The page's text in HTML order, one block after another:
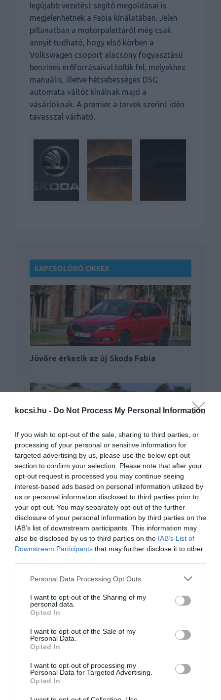
kocsi.hu - Do Not Process My Personal Information
If you wish to opt-out of the sale, sharing to third parties, or
processing of your personal or sensitive information for
targeted advertising by us, please use the below opt-out
section to confirm your selection. Please note that after your
opt-out request is processed you may continue seeing
interest-based ads based on personal information utilized by
us or personal information disclosed to third parties prior to
your opt-out. You may separately opt-out of the further
disclosure of your personal information by third parties on the
IAB’s list of downstream participants. This information may
also be disclosed by us to third parties on the IAB’s List of
Downstream Participants that may further disclose it to other
Please note that this website/app uses one or more Google
not limited to your visit or usage behaviour. You may click to
grant or deny consent to Google and its third-party tags to
use your data for below specified purposes in below Google
consent section.
Personal Data Processing Opt Outs
I want to opt-out of the Sharing of my
personal data.
Opted In
I want to opt-out of the Sale of my
Personal Data.
Opted In
I want to opt-out of processing my
Personal Data for Targeted Advertising.
Opted In
legújabb vezetést segítő megoldásai is
megjelenhetnek a Fabia kínálatában. Jelen
pillanatban a motorpalettáról még csak
annyit tudható, hogy első körben a
Volkswagen csoport alacsony fogyasztású
benzines erőforrásaival töltik fel, melyekhez
manuális, illetve hétsebességes DSG
automata váltót kínálnak majd a
vásárlóknak. A premier a tervek szerint idén
tavasszal várható.
KAPCSOLÓDÓ CIKKEK
Jövőre érkezik az új Skoda Fabia
Nem kap hibrid hajtást egyelőre a Skoda
Fabia jövőre…
Terepruhába öltöztette a Skoda a Fabia
Itt vannak az első pontos információk a
Skoda Fabia…